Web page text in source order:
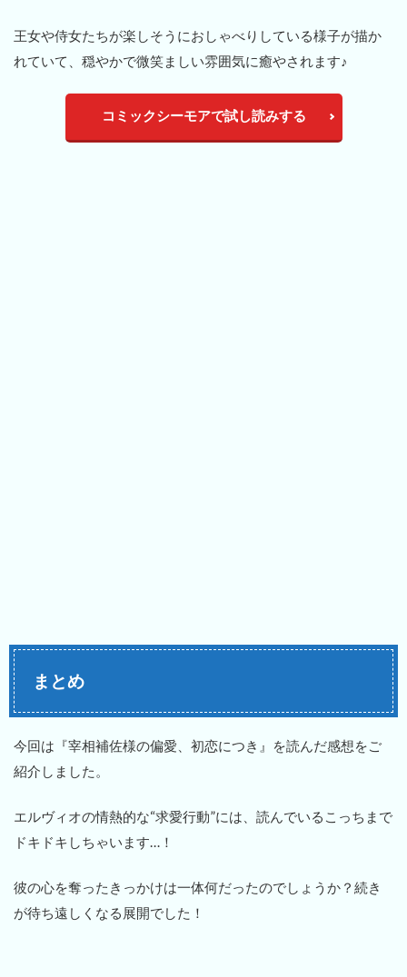
王女や侍女たちが楽しそうにおしゃべりしている様子が描か
れていて、穏やかで微笑ましい雰囲気に癒やされます♪
コミックシーモアで試し読みする
まとめ
今回は『宰相補佐様の偏愛、初恋につき』を読んだ感想をご
紹介しました。
エルヴィオの情熱的な“求愛行動”には、読んでいるこっちまで
ドキドキしちゃいます…！
彼の心を奪ったきっかけは一体何だったのでしょうか？続き
が待ち遠しくなる展開でした！